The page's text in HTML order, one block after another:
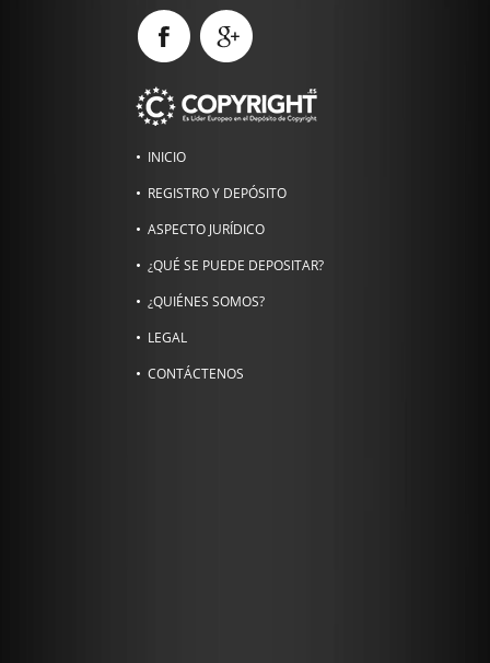
INICIO
REGISTRO Y DEPÓSITO
ASPECTO JURÍDICO
¿QUÉ SE PUEDE DEPOSITAR?
¿QUIÉNES SOMOS?
LEGAL
CONTÁCTENOS